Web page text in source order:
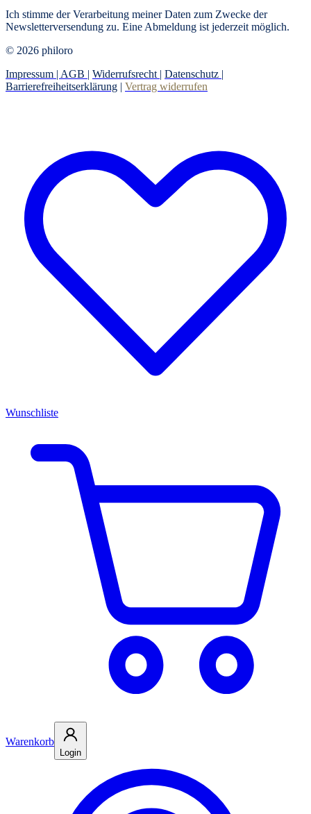
Ich stimme der Verarbeitung meiner Daten zum Zwecke der
Newsletterversendung zu. Eine Abmeldung ist jederzeit möglich.
© 2026 philoro
Impressum | AGB | Widerrufsrecht | Datenschutz |
Barrierefreiheitserklärung | Vertrag widerrufen
Wunschliste
Warenkorb
Login